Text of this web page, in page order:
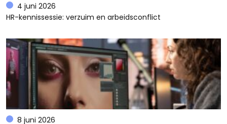
4 juni 2026
HR-kennissessie: verzuim en arbeidsconflict
8 juni 2026